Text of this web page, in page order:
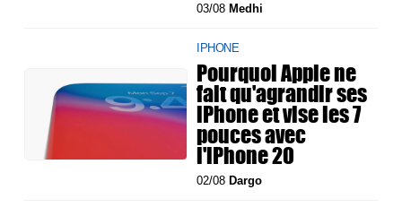
03/08 Medhi
IPHONE
Pourquoi Apple ne
fait qu'agrandir ses
iPhone et vise les 7
pouces avec
l'iPhone 20
02/08 Dargo